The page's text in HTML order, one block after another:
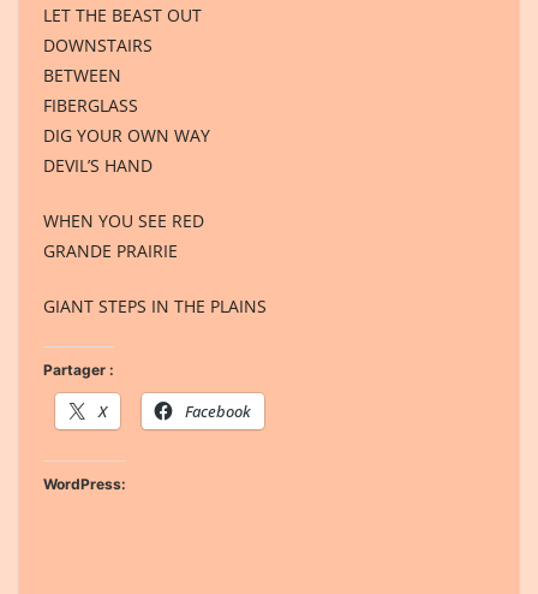
LET THE BEAST OUT
DOWNSTAIRS
BETWEEN
FIBERGLASS
DIG YOUR OWN WAY
DEVIL’S HAND
WHEN YOU SEE RED
GRANDE PRAIRIE
GIANT STEPS IN THE PLAINS
Partager :
X Facebook
WordPress: